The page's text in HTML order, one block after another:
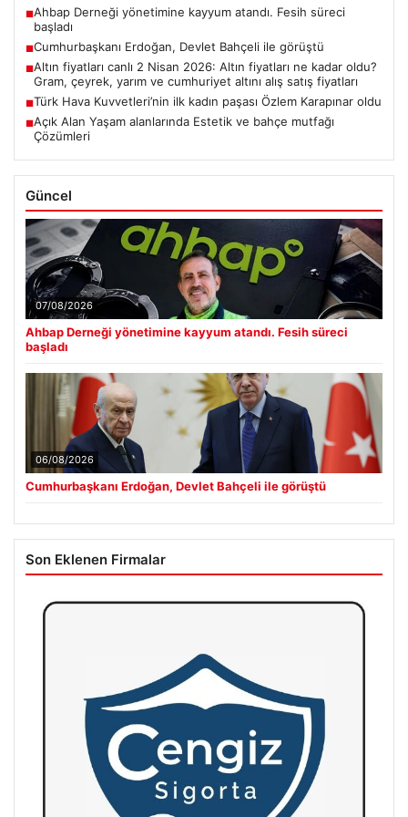
■Ahbap Derneği yönetimine kayyum atandı. Fesih süreci
başladı
■Cumhurbaşkanı Erdoğan, Devlet Bahçeli ile görüştü
■Altın fiyatları canlı 2 Nisan 2026: Altın fiyatları ne kadar oldu?
Gram, çeyrek, yarım ve cumhuriyet altını alış satış fiyatları
■Türk Hava Kuvvetleri’nin ilk kadın paşası Özlem Karapınar oldu
■Açık Alan Yaşam alanlarında Estetik ve bahçe mutfağı
Çözümleri
Güncel
07/08/2026
Ahbap Derneği yönetimine kayyum atandı. Fesih süreci
başladı
06/08/2026
Cumhurbaşkanı Erdoğan, Devlet Bahçeli ile görüştü
Son Eklenen Firmalar